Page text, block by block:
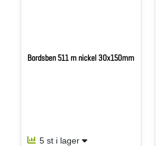
Bordsben 511 m nickel 30x150mm
5 st i lager